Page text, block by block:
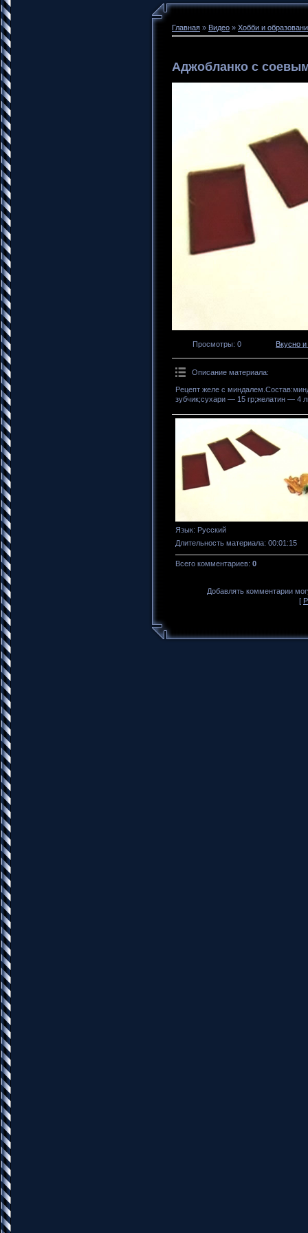
Главная » Видео » Хобби и
Аджобланко с
Просмотры: 0 Вкусно
Описание материала:
Рецепт желе с
зубчик;сухари — 15 гр;желатин — 4
Язык: Русский
Длительность материала: 00:01:15
Всего комментариев: 0
Добавлять комментарии
[